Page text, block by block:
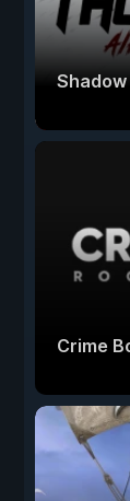
Crime